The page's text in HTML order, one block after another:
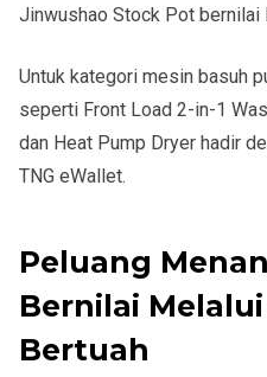
Jinwushao Stock Pot bernilai
Untuk kategori mesin basuh
seperti Front Load 2-in-1
dan Heat Pump Dryer hadir
TNG eWallet.
Peluang
Bernilai
Bertuah